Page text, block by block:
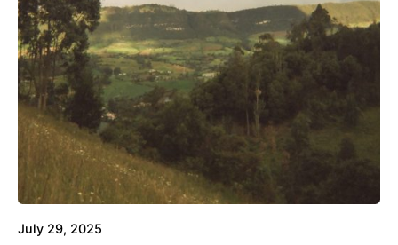
July 29, 2025